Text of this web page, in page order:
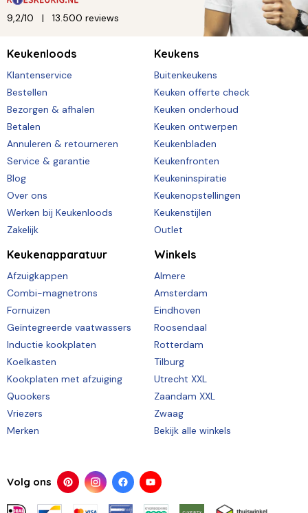
9,2/10 13.500 reviews
Keukenloods
Klantenservice
Bestellen
Bezorgen & afhalen
Betalen
Annuleren & retourneren
Service & garantie
Blog
Over ons
Werken bij Keukenloods
Zakelijk
Keukens
Buitenkeukens
Keuken offerte check
Keuken onderhoud
Keuken ontwerpen
Keukenbladen
Keukenfronten
Keukeninspiratie
Keukenopstellingen
Keukenstijlen
Outlet
Keukenapparatuur
Afzuigkappen
Combi-magnetrons
Fornuizen
Geïntegreerde vaatwassers
Inductie kookplaten
Koelkasten
Kookplaten met afzuiging
Quookers
Vriezers
Merken
Winkels
Almere
Amsterdam
Eindhoven
Roosendaal
Rotterdam
Tilburg
Utrecht XXL
Zaandam XXL
Zwaag
Bekijk alle winkels
Volg ons